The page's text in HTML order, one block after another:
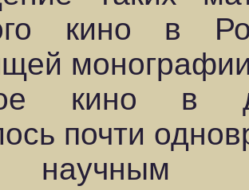
кино в
кино в
почти